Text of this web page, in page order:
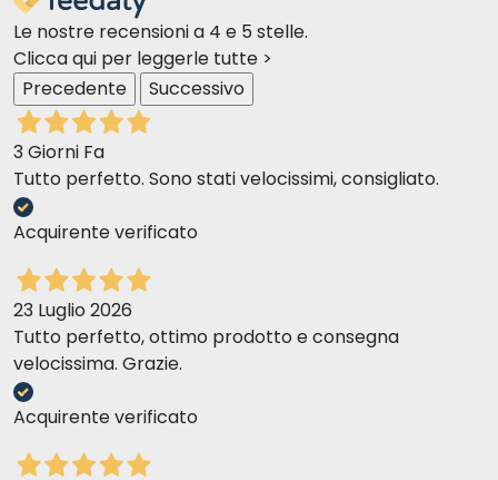
Le nostre recensioni a 4 e 5 stelle.
Clicca qui per leggerle tutte >
Precedente
Successivo
3 Giorni Fa
Tutto perfetto. Sono stati velocissimi, consigliato.
Acquirente verificato
23 Luglio 2026
Tutto perfetto, ottimo prodotto e consegna
velocissima. Grazie.
Acquirente verificato